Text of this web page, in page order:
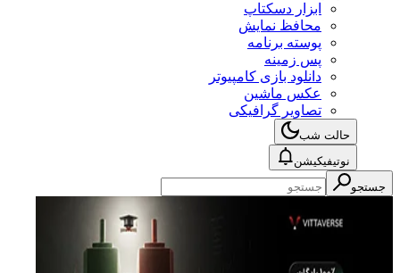
ابزار دسکتاپ
محافظ نمایش
پوسته برنامه
پس زمینه
دانلود بازی کامپیوتر
عکس ماشین
تصاویر گرافیکی
حالت شب
نوتیفیکیشن
جستجو